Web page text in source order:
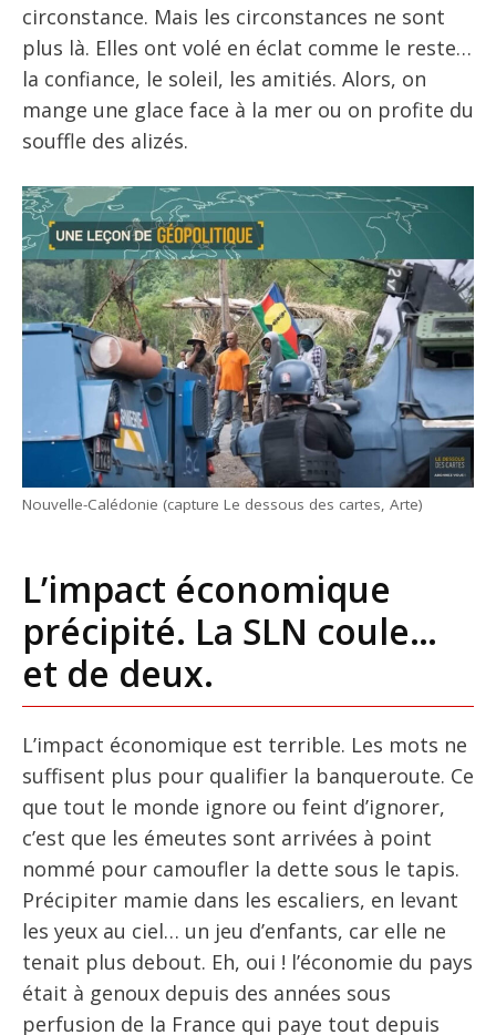
circonstance. Mais les circonstances ne sont
plus là. Elles ont volé en éclat comme le reste…
la confiance, le soleil, les amitiés. Alors, on
mange une glace face à la mer ou on profite du
souffle des alizés.
Nouvelle-Calédonie (capture Le dessous des cartes, Arte)
L’impact économique
précipité. La SLN coule…
et de deux.
L’impact économique est terrible. Les mots ne
suffisent plus pour qualifier la banqueroute. Ce
que tout le monde ignore ou feint d’ignorer,
c’est que les émeutes sont arrivées à point
nommé pour camoufler la dette sous le tapis.
Précipiter mamie dans les escaliers, en levant
les yeux au ciel… un jeu d’enfants, car elle ne
tenait plus debout. Eh, oui ! l’économie du pays
était à genoux depuis des années sous
perfusion de la France qui paye tout depuis